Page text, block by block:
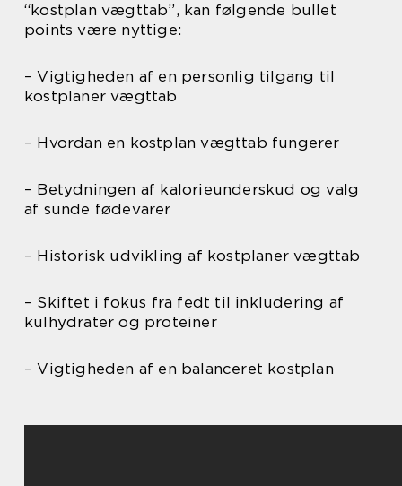
“kostplan vægttab”, kan følgende bullet
points være nyttige:
– Vigtigheden af en personlig tilgang til
kostplaner vægttab
– Hvordan en kostplan vægttab fungerer
– Betydningen af kalorieunderskud og valg
af sunde fødevarer
– Historisk udvikling af kostplaner vægttab
– Skiftet i fokus fra fedt til inkludering af
kulhydrater og proteiner
– Vigtigheden af en balanceret kostplan